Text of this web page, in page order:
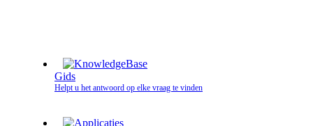
Gids
Helpt u het antwoord op elke vraag te vinden